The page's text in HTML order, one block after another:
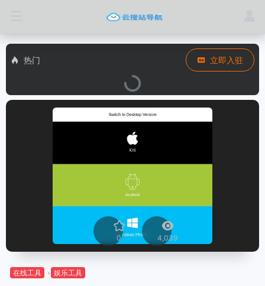
热门 立即入驻
0 4,039
在线工具 娱乐工具